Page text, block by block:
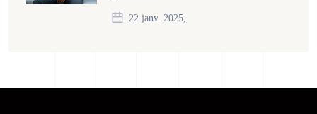
22 janv. 2025,